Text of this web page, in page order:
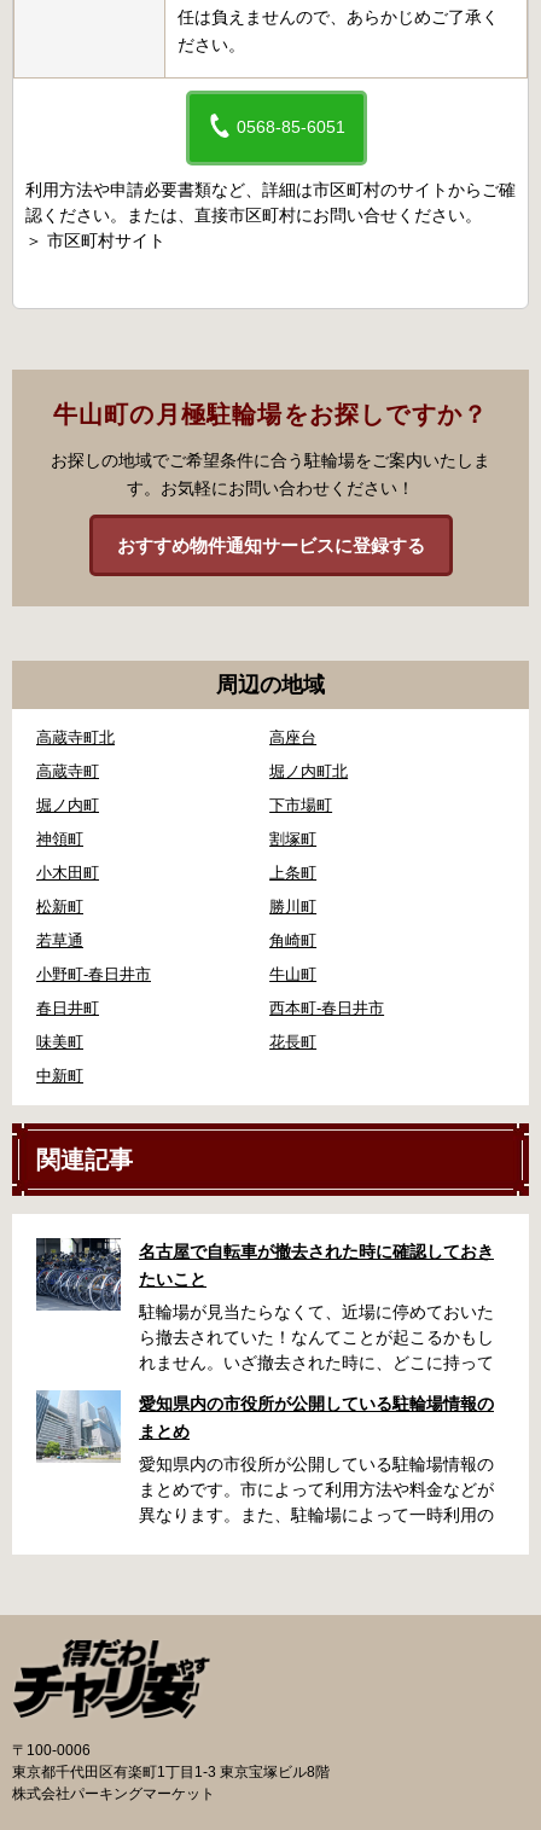
任は負えませんので、あらかじめご了承く
ださい。
0568-85-6051
利用方法や申請必要書類など、詳細は市区町村のサイトからご確
認ください。または、直接市区町村にお問い合せください。
＞ 市区町村サイト
牛山町の月極駐輪場をお探しですか？
お探しの地域でご希望条件に合う駐輪場をご案内いたしま
す。お気軽にお問い合わせください！
おすすめ物件通知サービスに登録する
周辺の地域
高蔵寺町北
高座台
高蔵寺町
堀ノ内町北
堀ノ内町
下市場町
神領町
割塚町
小木田町
上条町
松新町
勝川町
若草通
角崎町
小野町-春日井市
牛山町
春日井町
西本町-春日井市
味美町
花長町
中新町
関連記事
名古屋で自転車が撤去された時に確認しておき
たいこと
駐輪場が見当たらなくて、近場に停めておいた
ら撤去されていた！なんてことが起こるかもし
れません。いざ撤去された時に、どこに持って
名古屋周辺で自転車が撤去された時に知ってお
くと便利な情報をまとめました。 一宮市で撤去
された場合 一宮市役所 一宮駅・自転車一時保管
所 住所 一宮市栄4丁目6-11 電話 0586-71-7100
最寄駅 JR東海道本線尾張一宮駅より 徒歩4分 返
千種区吹上1丁目(若宮大通内) 電話 052-731-
8544 最寄駅 市バス「千早」下車、花田公園北
名古屋高速高架下より 徒歩2分 返還の際に必要
な書類 返還料 3,500円 自転車の鍵 身分証明証
印鑑 名古屋市HPはこちら 豊田市で撤去された
市朝日ケ丘6丁目74 電話 0565-34-5200 最寄駅
愛知環状鉄道線新上挙母駅より 徒歩15分 返還
愛知県内の市役所が公開している駐輪場情報の
まとめ
愛知県内の市役所が公開している駐輪場情報の
まとめです。市によって利用方法や料金などが
異なります。また、駐輪場によって一時利用の
の自転車駐輪場 利用方法 利用登録申請書の提出
詳しくは直接管理事務所へお尋ねください。 利
用料金 登録手数料 不要です。 定期利用料金 一
般：2,500円／月 大学生等：1,700円／月 高校
生以下：1,500円／月 一部の方は全額免除とな
障害者手帳をお持ちの方…等） 詳しくは、市役
所にお問い合わせください。 一時利用料金 1日
〒100-0006
東京都千代田区有楽町1丁目1-3 東京宝塚ビル8階
株式会社パーキングマーケット